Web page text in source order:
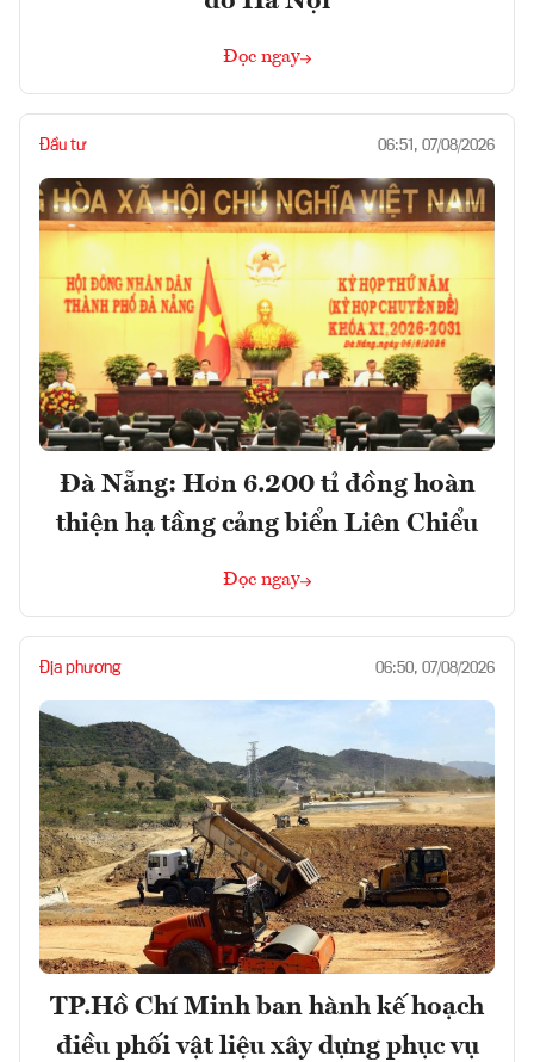
Đọc ngay
Đầu tư 06:51, 07/08/2026
Đà Nẵng: Hơn 6.200 tỉ đồng hoàn
thiện hạ tầng cảng biển Liên Chiểu
Đọc ngay
Địa phương 06:50, 07/08/2026
TP.Hồ Chí Minh ban hành kế hoạch
điều phối vật liệu xây dựng phục vụ